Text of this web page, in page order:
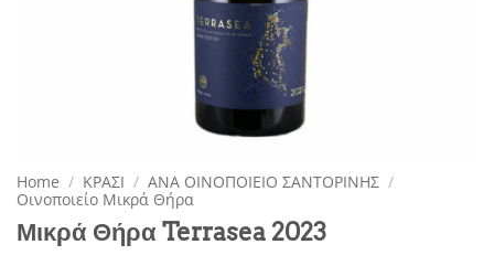
Home / ΚΡΑΣΙ / ΑΝΑ ΟΙΝΟΠΟΙΕΙΟ ΣΑΝΤΟΡΙΝΗΣ /
Οινοποιείο Μικρά Θήρα
Μικρά Θήρα Terrasea 2023